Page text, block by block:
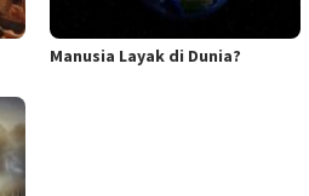
Manusia Layak di Dunia?